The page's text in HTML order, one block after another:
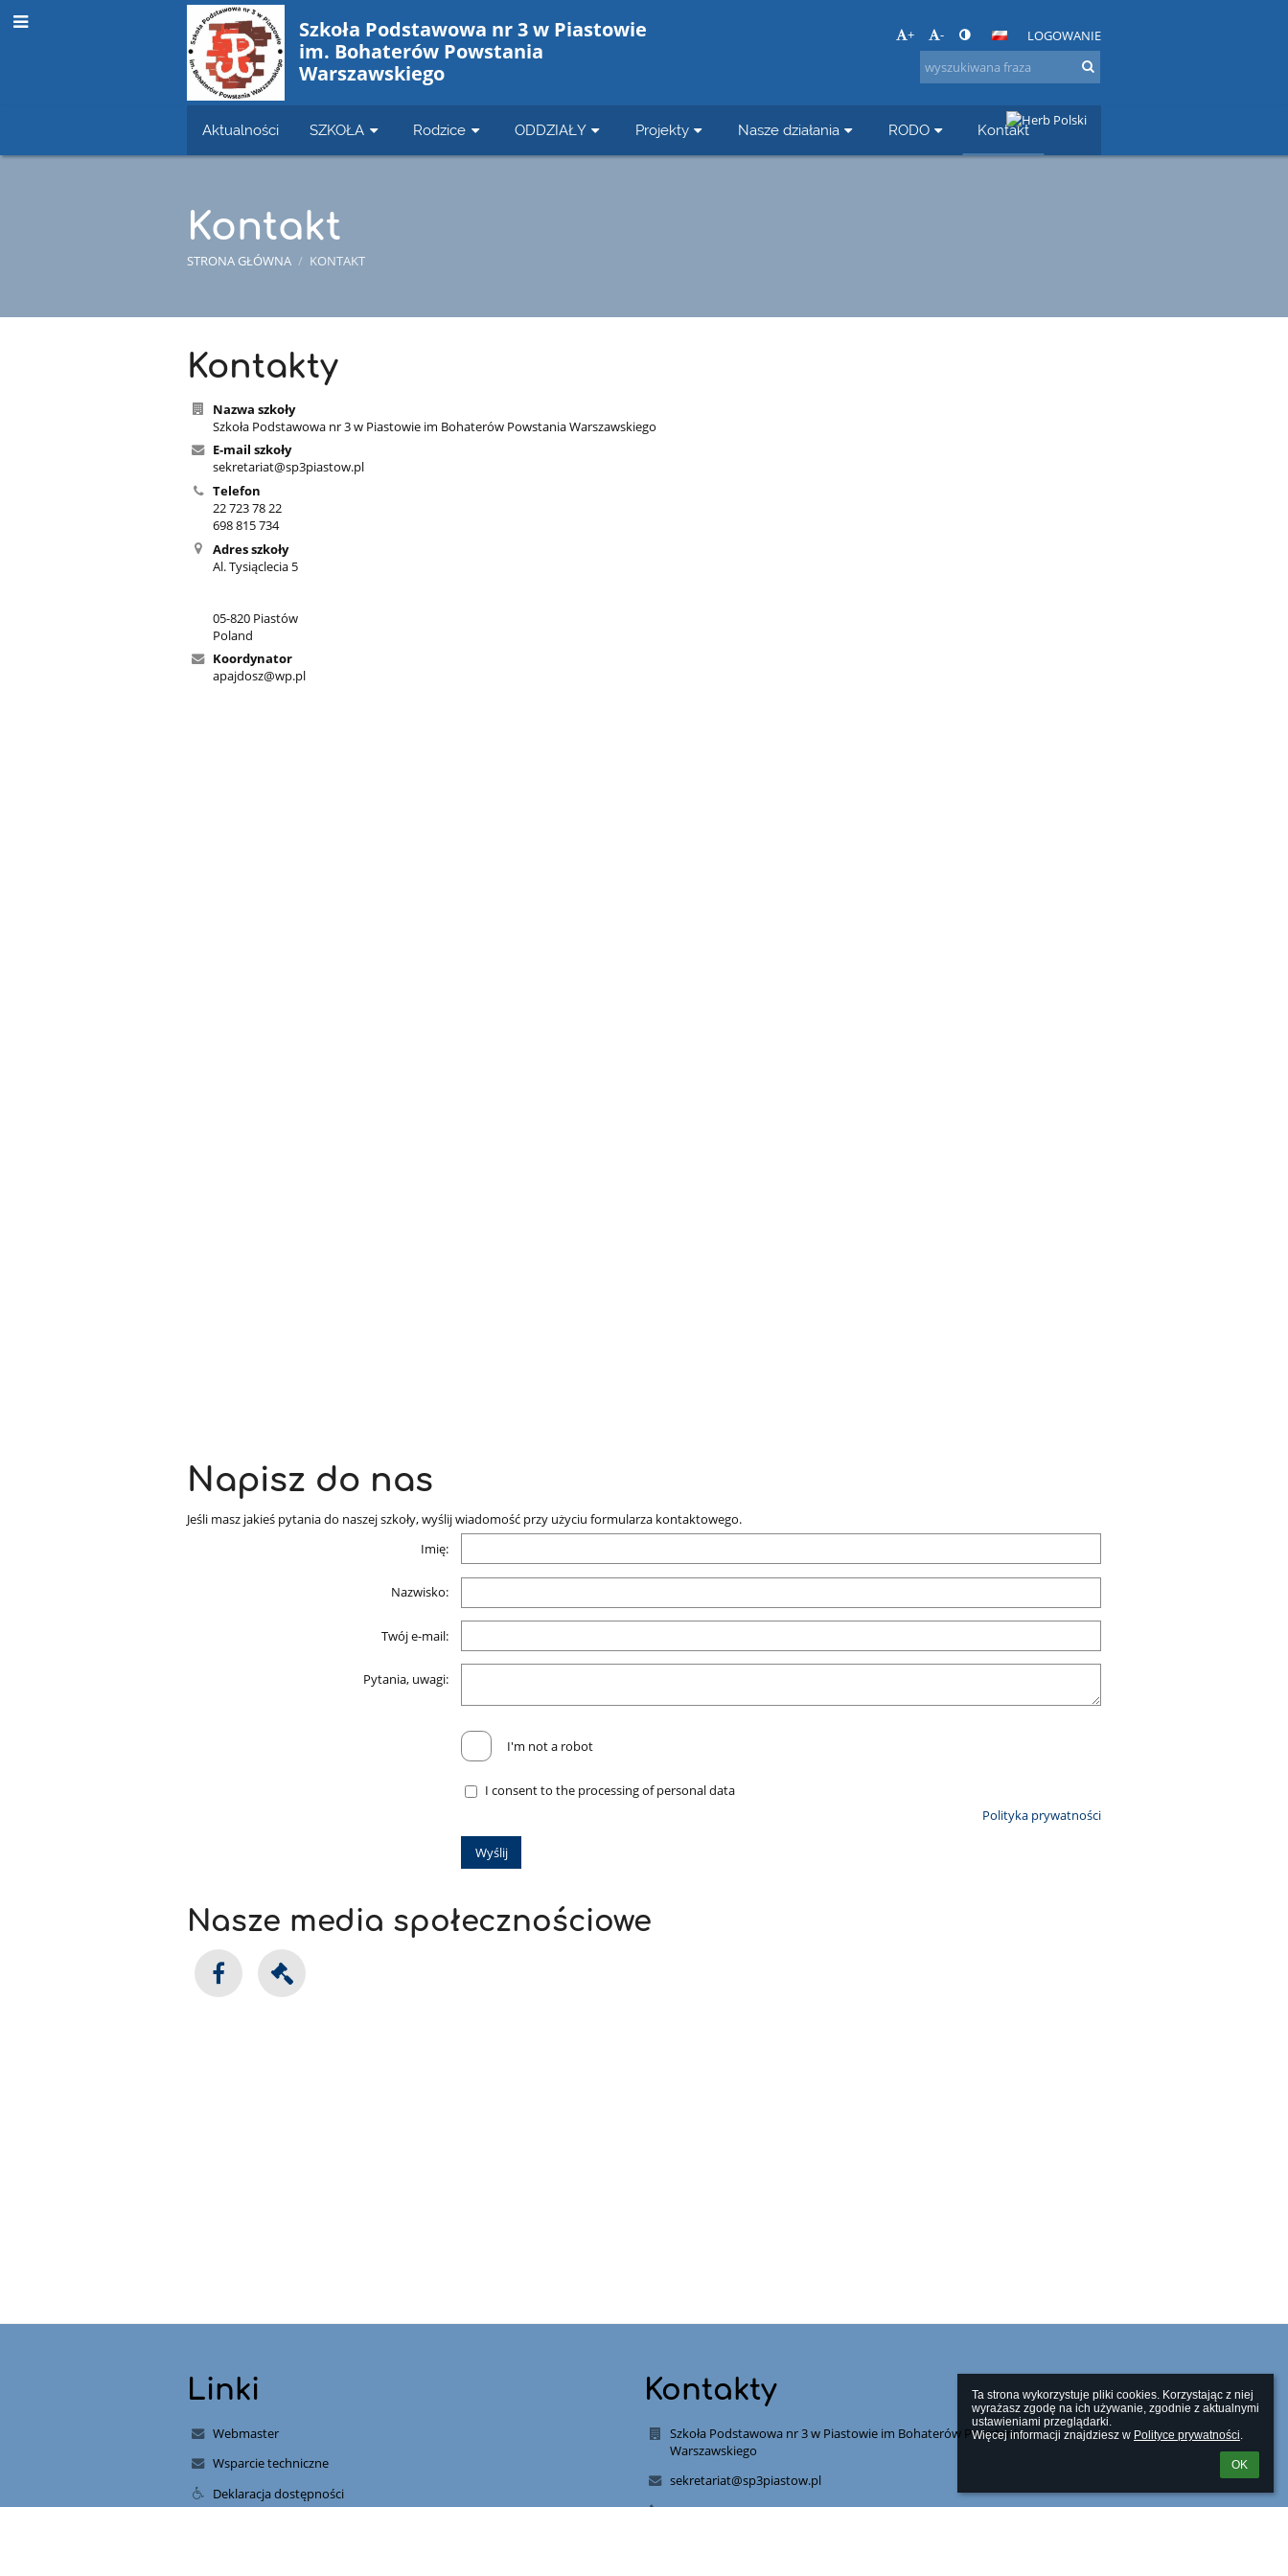
Ta strona wykorzystuje pliki cookies. Korzystając z niej
wyrażasz zgodę na ich używanie, zgodnie z aktualnymi
ustawieniami przeglądarki.
Więcej informacji znajdziesz w Polityce prywatności.
OK
Szkoła Podstawowa nr 3 w Piastowie
im. Bohaterów Powstania
Warszawskiego
+ - LOGOWANIE
Aktualności SZKOŁA Rodzice ODDZIAŁY Projekty Nasze działania RODO Kontakt
Kontakt
STRONA GŁÓWNA / KONTAKT
Kontakt
Kontakty
Nazwa szkoły
Szkoła Podstawowa nr 3 w Piastowie im Bohaterów Powstania Warszawskiego
E-mail szkoły
sekretariat@sp3piastow.pl
Telefon
22 723 78 22
698 815 734
Adres szkoły
Al. Tysiąclecia 5
05-820 Piastów
Poland
Koordynator
apajdosz@wp.pl
Napisz do nas
Jeśli masz jakieś pytania do naszej szkoły, wyślij wiadomość przy użyciu formularza kontaktowego.
Imię:
Nazwisko:
Twój e-mail:
Pytania, uwagi:
I'm not a robot
I consent to the processing of personal data
Polityka prywatności
Nasze media społecznościowe
Linki
Webmaster
Wsparcie techniczne
Deklaracja dostępności
Kontakty
Szkoła Podstawowa nr 3 w Piastowie im Bohaterów Powstania
Warszawskiego
sekretariat@sp3piastow.pl
22 723 78 22